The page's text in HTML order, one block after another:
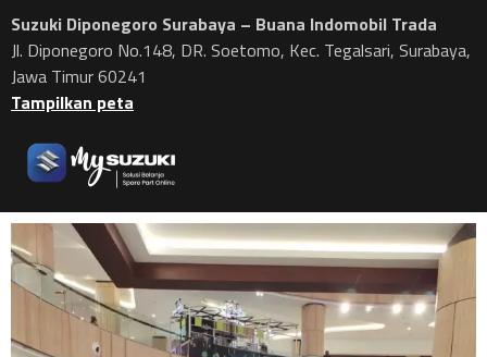
Suzuki Diponegoro Surabaya – Buana Indomobil Trada
Jl. Diponegoro No.148, DR. Soetomo, Kec. Tegalsari, Surabaya,
Jawa Timur 60241
Tampilkan peta